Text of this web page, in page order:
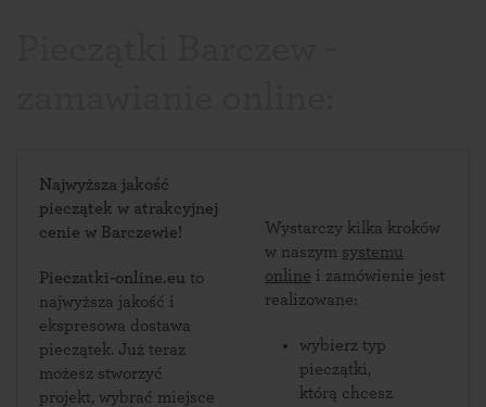
Najwyższa jakość
pieczątek w atrakcyjnej
cenie w Barczewie!
Pieczatki-online.eu to
najwyższa jakość i
ekspresowa dostawa
pieczątek. Już teraz
możesz stworzyć
projekt, wybrać miejsce
Wystarczy kilka kroków
w naszym systemu
online i zamówienie jest
realizowane:
wybierz typ
pieczątki,
którą chcesz